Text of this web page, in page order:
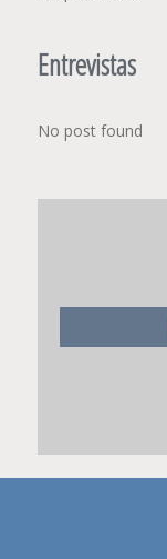
Entrevistas
No post found